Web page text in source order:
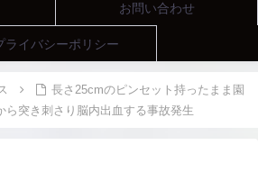
お問い合わせ
ライバシーポリシー
長さ25cmのピンセット持ったまま園
ら突き刺さり脳内出血する事故発生